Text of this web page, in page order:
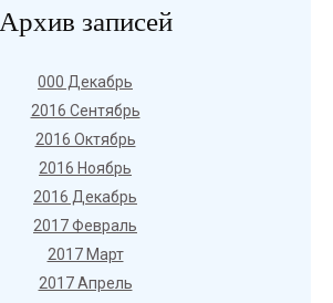
Архив записей
000 Декабрь
2016 Сентябрь
2016 Октябрь
2016 Ноябрь
2016 Декабрь
2017 Февраль
2017 Март
2017 Апрель